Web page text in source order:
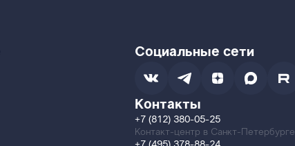
Социальные сети
Контакты
+7 (812) 380-05-25
Контакт-центр в Санкт-Петербурге